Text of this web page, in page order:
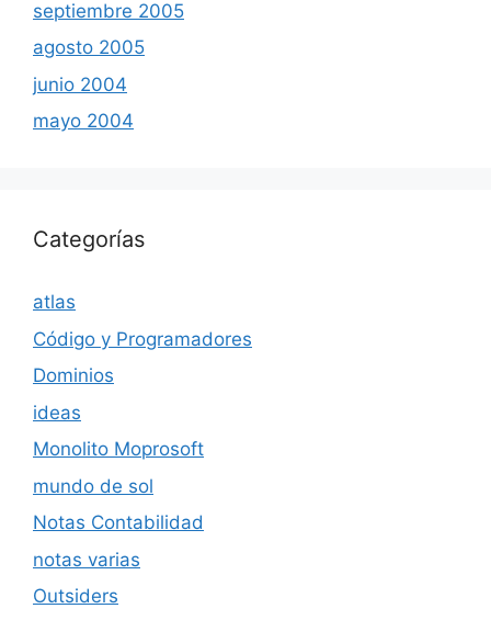
septiembre 2005
agosto 2005
junio 2004
mayo 2004
Categorías
atlas
Código y Programadores
Dominios
ideas
Monolito Moprosoft
mundo de sol
Notas Contabilidad
notas varias
Outsiders